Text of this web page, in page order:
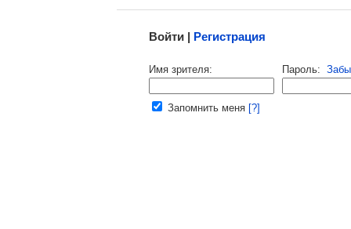
Войти | Регистрация
Имя зрителя: Пароль:
Запомнить меня [?]